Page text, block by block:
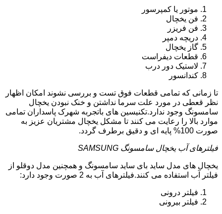
موتور یا کمپرسور
فن یخچال
فن فریزر
دریچه دمپر
گاز یخچال
قطعات دیفراست
لاستیک دور درب
کندانسور
تا زمانی که تمامی قطعات فوق تست و بررسی نشوند امکان اظهار
نظر قعطی در مورد علت سرما نداشتن و خنک نبودن یخچال
سامسونگ وجود ندارد.تکنیسین های باتجربه شهرک پاسداران تمامی
موارد بالا را رعایت می کنند تا مشکل یخچال مشتریان عزیز به
صورت 100% پایه ای و دقیق برطرف گردد.
فیلترهای آب یخچال سامسونگ SAMSUNG
یخچال های مدل ساید بای ساید سامسونگ و همچنین مدل دوقلو از
فیلتر آب استفاده می کنند.فیلترهای آب به 2 صورت وجود دارد:
فیلتر درونی
فیلتر بیرونی